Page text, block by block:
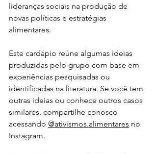
lideranças sociais na produção de
novas políticas e estratégias
alimentares.
Este cardápio reúne algumas ideias
produzidas pelo grupo com base em
experiências pesquisadas ou
identificadas na literatura. Se você tem
outras ideias ou conhece outros casos
similares, compartilhe conosco
acessando @ativismos.alimentares no
Instagram.